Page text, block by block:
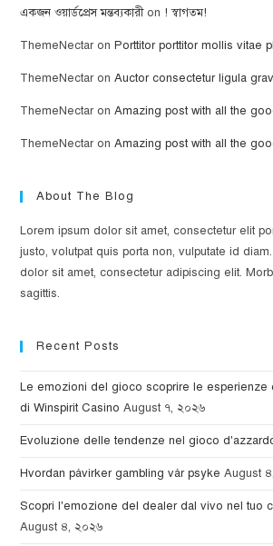
একজন ওয়ার্ডপ্রেস মন্তব্যকারীon ! স্বাগতম!
ThemeNectaronPorttitor porttitor mollis vitae
ThemeNectaronAuctor consectetur ligula
ThemeNectaronAmazing post with all the
ThemeNectaronAmazing post with all the
About The Blog
Lorem ipsum dolor sit amet, consectetur elit
justo, volutpat quis porta non, vulputate id
dolor sit amet, consectetur adipiscing elit.
sagittis.
Recent Posts
Le emozioni del gioco scoprire le esperienze
di Winspirit Casino August ৭, ২০২৬
Evoluzione delle tendenze nel gioco
Hvordan påvirker gambling vår psyke August
Scopri l'emozione del dealer dal vivo nel tuo
August ৪, ২০২৬